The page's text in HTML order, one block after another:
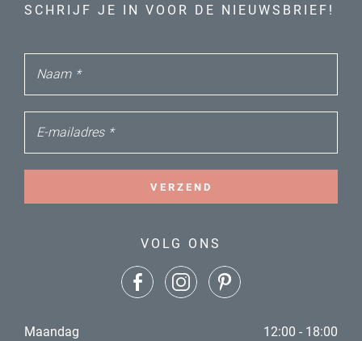
SCHRIJF JE IN VOOR DE NIEUWSBRIEF!
Naam *
E-mailadres *
VERZEND
VOLG ONS
Maandag
12:00 - 18:00